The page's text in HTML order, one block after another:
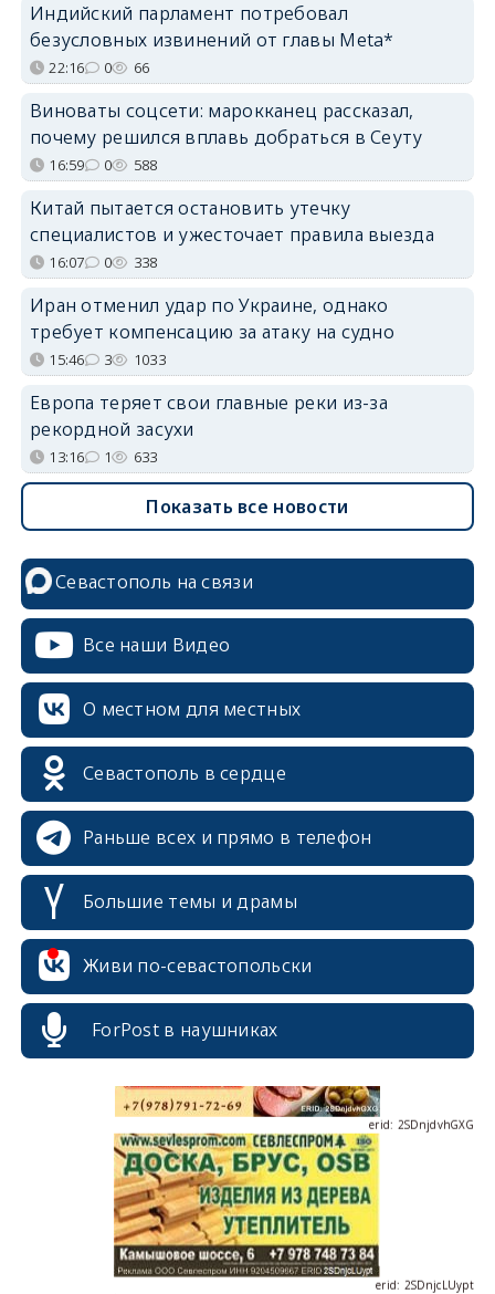
Индийский парламент потребовал
безусловных извинений от главы Meta*
22:16 0 66
Виноваты соцсети: марокканец рассказал,
почему решился вплавь добраться в Сеуту
16:59 0 588
Китай пытается остановить утечку
специалистов и ужесточает правила выезда
16:07 0 338
Иран отменил удар по Украине, однако
требует компенсацию за атаку на судно
15:46 3 1033
Европа теряет свои главные реки из-за
рекордной засухи
13:16 1 633
Показать все новости
Севастополь на связи
Все наши Видео
О местном для местных
Севастополь в сердце
Раньше всех и прямо в телефон
Большие темы и драмы
Живи по-севастопольски
ForPost в наушниках
erid: 2SDnjdPjgYS
erid: 2SDnjdvhGXG
erid: 2SDnjcLUypt